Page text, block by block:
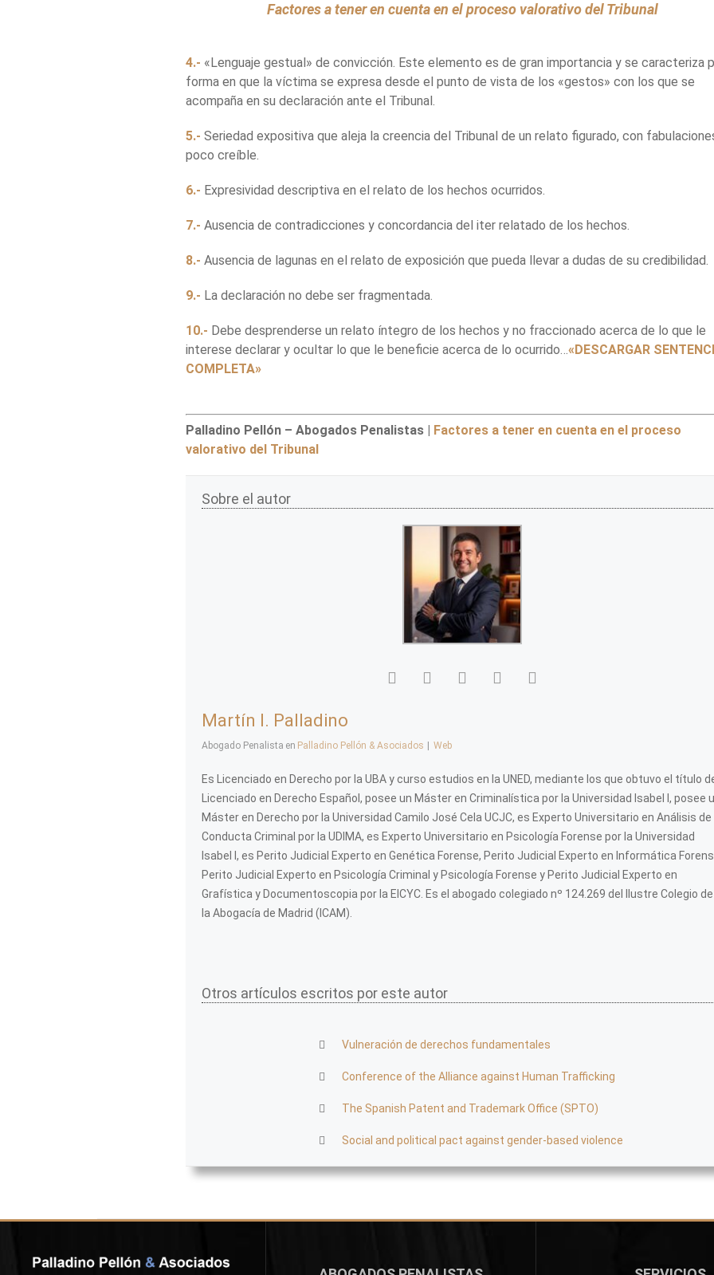
Factores a tener en cuenta en el proceso valorativo del Tribunal
4.- «Lenguaje gestual» de convicción. Este elemento es de gran importancia y se caracteriza
forma en que la víctima se expresa desde el punto de vista de los «gestos» con los que se
acompaña en su declaración ante el Tribunal.
5.- Seriedad expositiva que aleja la creencia del Tribunal de un relato figurado, con
poco creíble.
6.- Expresividad descriptiva en el relato de los hechos ocurridos.
7.- Ausencia de contradicciones y concordancia del iter relatado de los hechos.
8.- Ausencia de lagunas en el relato de exposición que pueda llevar a dudas de su credibilidad.
9.- La declaración no debe ser fragmentada.
10.- Debe desprenderse un relato íntegro de los hechos y no fraccionado acerca de lo que le
interese declarar y ocultar lo que le beneficie acerca de lo ocurrido…«DESCARGAR
COMPLETA»
Palladino Pellón – Abogados Penalistas | Factores a tener en cuenta en el proceso
valorativo del Tribunal
Sobre el autor
Martín I. Palladino
Abogado Penalista en Palladino Pellón & Asociados | Web
Es Licenciado en Derecho por la UBA y curso estudios en la UNED, mediante los que obtuvo el título
Licenciado en Derecho Español, posee un Máster en Criminalística por la Universidad Isabel I, posee
Máster en Derecho por la Universidad Camilo José Cela UCJC, es Experto Universitario en Análisis de
Conducta Criminal por la UDIMA, es Experto Universitario en Psicología Forense por la Universidad
Isabel I, es Perito Judicial Experto en Genética Forense, Perito Judicial Experto en Informática
Perito Judicial Experto en Psicología Criminal y Psicología Forense y Perito Judicial Experto en
Grafística y Documentoscopia por la EICYC. Es el abogado colegiado nº 124.269 del Ilustre Colegio de
la Abogacía de Madrid (ICAM).
Otros artículos escritos por este autor
Vulneración de derechos fundamentales
Conference of the Alliance against Human Trafficking
The Spanish Patent and Trademark Office (SPTO)
Social and political pact against gender-based violence